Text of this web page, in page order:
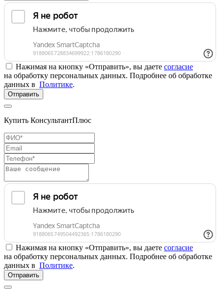
Нажимая на кнопку «Отправить», вы даете согласие
на обработку персональных данных. Подробнее об обработке
данных в Политике.
Отправить
Купить КонсультантПлюс
Нажимая на кнопку «Отправить», вы даете согласие
на обработку персональных данных. Подробнее об обработке
данных в Политике.
Отправить